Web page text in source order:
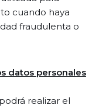
cuando haya
fraudulenta o
datos personales
realizar el